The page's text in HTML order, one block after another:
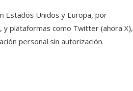
Estados Unidos y Europa, por
plataformas como Twitter (ahora X),
personal sin autorización.